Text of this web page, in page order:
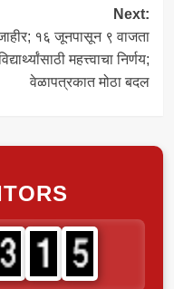
Next:
१६ जूनपासून ९ वाजता
महत्त्वाचा निर्णय;
वेळापत्रकात मोठा बदल